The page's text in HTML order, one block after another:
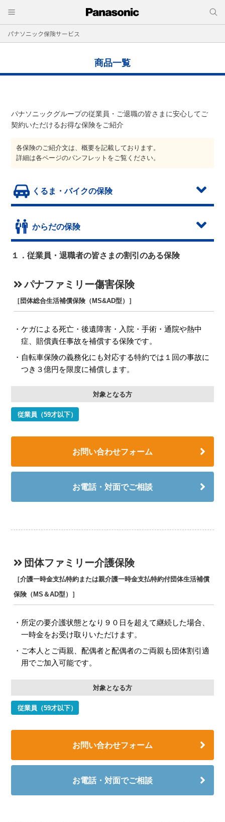
パナソニック保険サービス
商品一覧
パナソニックグループの従業員・ご退職の皆さまに安心してご
契約いただけるお得な保険をご紹介
各保険のご紹介文は、概要を記載しております。
詳細は各ページのパンフレットをご覧ください。
くるま・バイクの保険
からだの保険
１．従業員・退職者の皆さまの割引のある保険
パナファミリー傷害保険
［団体総合生活補償保険（MS&AD型）］
ケガによる死亡・後遺障害・入院・手術・通院や熱中
症、賠償責任事故を補償する保険です。
自転車保険の義務化にも対応する特約では１回の事故に
つき３億円を限度に補償します。
対象となる方
従業員（59才以下）
お問い合わせフォーム
お電話・対面でご相談
団体ファミリー介護保険
［介護一時金支払特約または親介護一時金支払特約付団体生活補償
保険（MS＆AD型）］
所定の要介護状態となり９０日を超えて継続した場合、
一時金をお受け取りいただけます。
ご本人とご両親、配偶者と配偶者のご両親も団体割引適
用でご加入可能です。
対象となる方
従業員（59才以下）
お問い合わせフォーム
お電話・対面でご相談